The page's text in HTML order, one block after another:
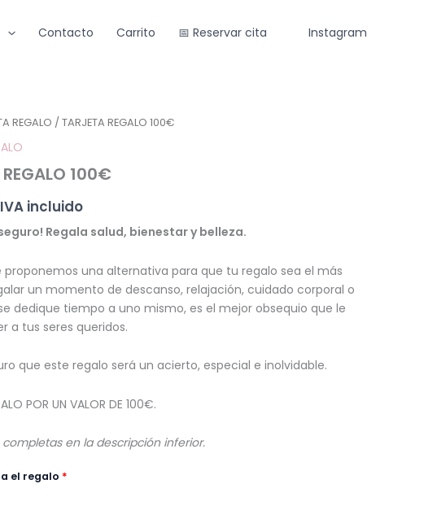
Contacto Carrito 📅 Reservar cita Instagram
REGALO / TARJETA REGALO 100€
100€
IVA incluido
Regala salud, bienestar y belleza.
proponemos una alternativa para que tu regalo sea el más
un momento de descanso, relajación, cuidado corporal o
dedique tiempo a uno mismo, es el mejor obsequio que le
a tus seres queridos.
que este regalo será un acierto, especial e inolvidable.
POR UN VALOR DE 100€.
en la descripción inferior.
el regalo *